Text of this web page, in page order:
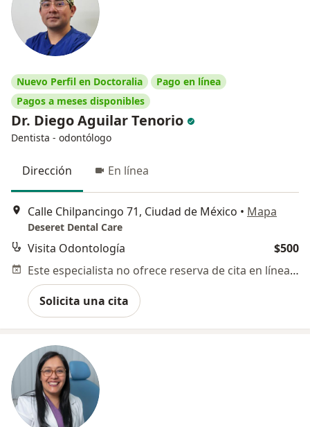
Nuevo Perfil en Doctoralia
Pago en línea
Pagos a meses disponibles
Dr. Diego Aguilar Tenorio
Dentista - odontólogo
Dirección En línea
Calle Chilpancingo 71, Ciudad de México • Mapa
Deseret Dental Care
Visita Odontología
$500
Este especialista no ofrece reserva de cita en línea en esta dirección.
Solicita una cita